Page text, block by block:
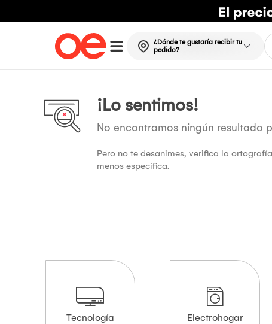
¿Dónde te gustaría recibir tu
pedido?
¡Lo sentimos!
No encontramos ningún resultado
Pero no te desanimes, verifica la
menos específica.
Tecnología Electrohogar